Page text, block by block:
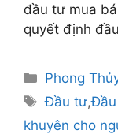
đầu tư mua
quyết định
Danh
mục
Phong
Thẻ
Đầu tư,
khuyên cho